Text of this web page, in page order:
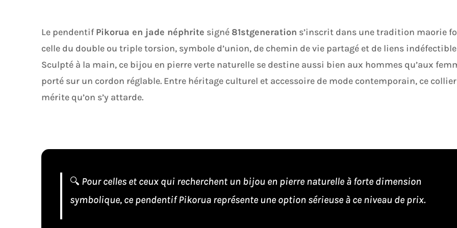
Le pendentifPikorua en jade néphrite signé 81stgeneration s’inscrit dans une tradition maorie
celle du double ou triple torsion, symbole d’union, de chemin de vie partagé et de liens
Sculpté à la main, ce bijou en pierre verte naturelle se destine aussi bien aux hommes qu’aux
porté sur un cordon réglable. Entre héritage culturel et accessoire de mode contemporain, ce collier
mérite qu’on s’y attarde.
🔍 Pour celles et ceux qui recherchent un bijou en pierre naturelle à forte dimension
symbolique, ce pendentif Pikorua représente une option sérieuse à ce niveau de prix.